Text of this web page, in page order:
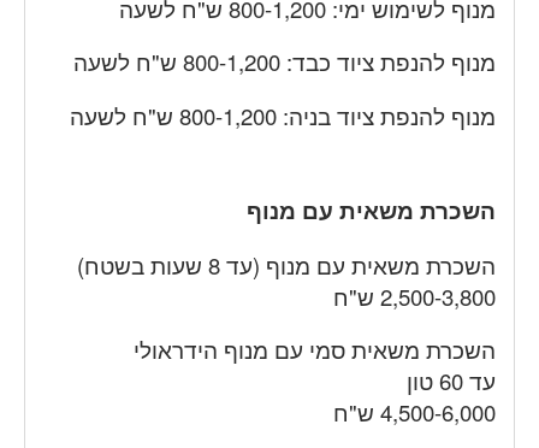
מנוף לשימוש ימי: 800-1,200 ש"ח לשעה
מנוף להנפת ציוד כבד: 800-1,200 ש"ח לשעה
מנוף להנפת ציוד בניה: 800-1,200 ש"ח לשעה
השכרת משאית עם מנוף
השכרת משאית עם מנוף (עד 8 שעות בשטח)
2,500-3,800 ש"ח
השכרת משאית סמי עם מנוף הידראולי
עד 60 טון
4,500-6,000 ש"ח